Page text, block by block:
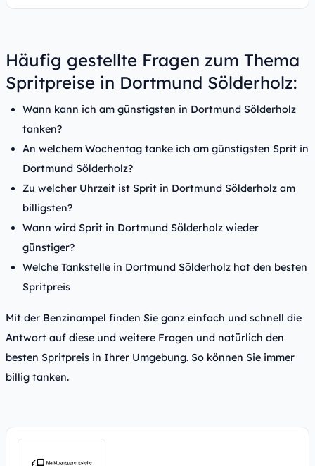
Häufig gestellte Fragen zum Thema
Spritpreise in Dortmund Sölderholz:
Wann kann ich am günstigsten in Dortmund Sölderholz
tanken?
An welchem Wochentag tanke ich am günstigsten Sprit in
Dortmund Sölderholz?
Zu welcher Uhrzeit ist Sprit in Dortmund Sölderholz am
billigsten?
Wann wird Sprit in Dortmund Sölderholz wieder
günstiger?
Welche Tankstelle in Dortmund Sölderholz hat den besten
Spritpreis
Mit der Benzinampel finden Sie ganz einfach und schnell die
Antwort auf diese und weitere Fragen und natürlich den
besten Spritpreis in Ihrer Umgebung. So können Sie immer
billig tanken.